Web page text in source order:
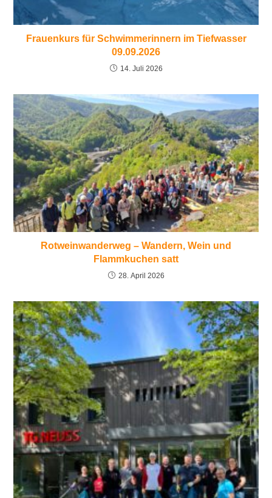
Frauenkurs für Schwimmerinnern im Tiefwasser
09.09.2026
14. Juli 2026
Rotweinwanderweg – Wandern, Wein und
Flammkuchen satt
28. April 2026